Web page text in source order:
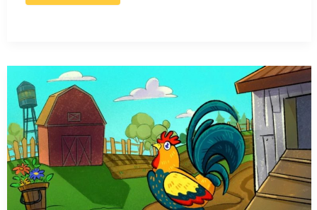
pluizige
knuffeltje
van
het
jongetje?